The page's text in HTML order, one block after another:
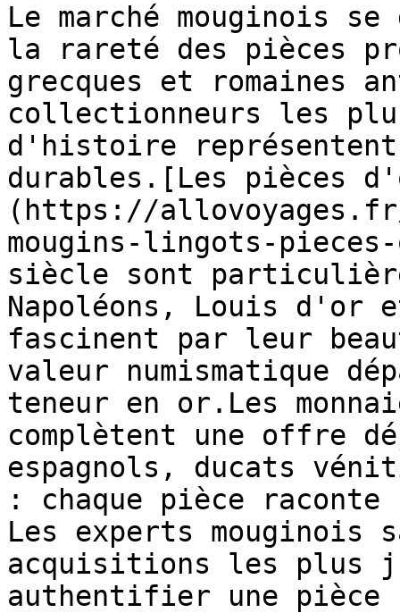
Le marché mouginois
la rareté des pièces
grecques et romaines
collectionneurs les
d'histoire représentent
durables.[Les pièces
(https://
mougins-lingots-pieces-
siècle sont
Napoléons, Louis d'or
fascinent par leur
valeur numismatique
teneur en or.Les
complètent une offre
espagnols, ducats
: chaque pièce
Les experts mouginois
acquisitions les plus
authentifier une pièce